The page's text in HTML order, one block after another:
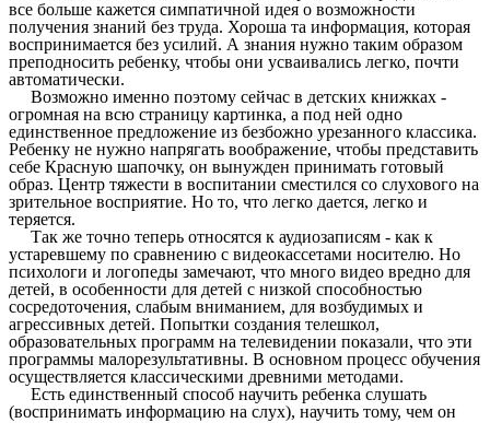
все больше кажется симпатичной идея о возможности
получения знаний без труда. Хороша та информация, которая
воспринимается без усилий. А знания нужно таким образом
преподносить ребенку, чтобы они усваивались легко, почти
автоматически.
Возможно именно поэтому сейчас в детских книжках -
огромная на всю страницу картинка, а под ней одно
единственное предложение из безбожно урезанного классика.
Ребенку не нужно напрягать воображение, чтобы представить
себе Красную шапочку, он вынужден принимать готовый
образ. Центр тяжести в воспитании сместился со слухового на
зрительное восприятие. Но то, что легко дается, легко и
теряется.
Так же точно теперь относятся к аудиозаписям - как к
устаревшему по сравнению с видеокассетами носителю. Но
психологи и логопеды замечают, что много видео вредно для
детей, в особенности для детей с низкой способностью
сосредоточения, слабым вниманием, для возбудимых и
агрессивных детей. Попытки создания телешкол,
образовательных программ на телевидении показали, что эти
программы малорезультативны. В основном процесс обучения
осуществляется классическими древними методами.
Есть единственный способ научить ребенка слушать
(воспринимать информацию на слух), научить тому, чем он